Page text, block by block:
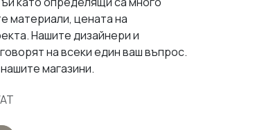
материали, цената на
Нашите дизайнери и
на всеки един ваш въпрос.
магазини.